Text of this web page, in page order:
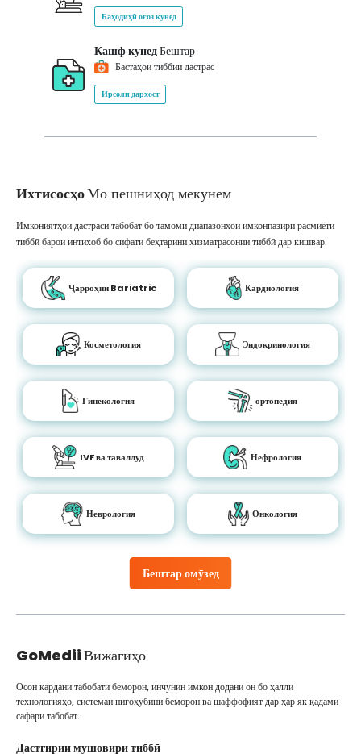
Баҳодиҳӣ оғоз кунед
Кашф кунедБештар
Бастаҳои тиббии дастрас
Ирсоли дархост
ИхтисосҳоМо пешниҳод мекунем
Бештар омӯзед
Имкониятҳои дастраси табобат бо тамоми диапазонҳои имконпазири расмиёти
тиббӣ барои интихоб бо сифати беҳтарини хизматрасонии тиббӣ дар кишвар.
Ҷарроҳии Bariatric Кардиология
Косметология Эндокринология
Гинекология ортопедия
IVF ва таваллуд Нефрология
Неврология Онкология
GoMediiВижагиҳо
Осон кардани табобати беморон, инчунин имкон додани он бо ҳалли
технологияҳо, системаи нигоҳубини беморон ва шаффофият дар ҳар як қадами
сафари табобат.
Дастгирии мушовири тиббӣ